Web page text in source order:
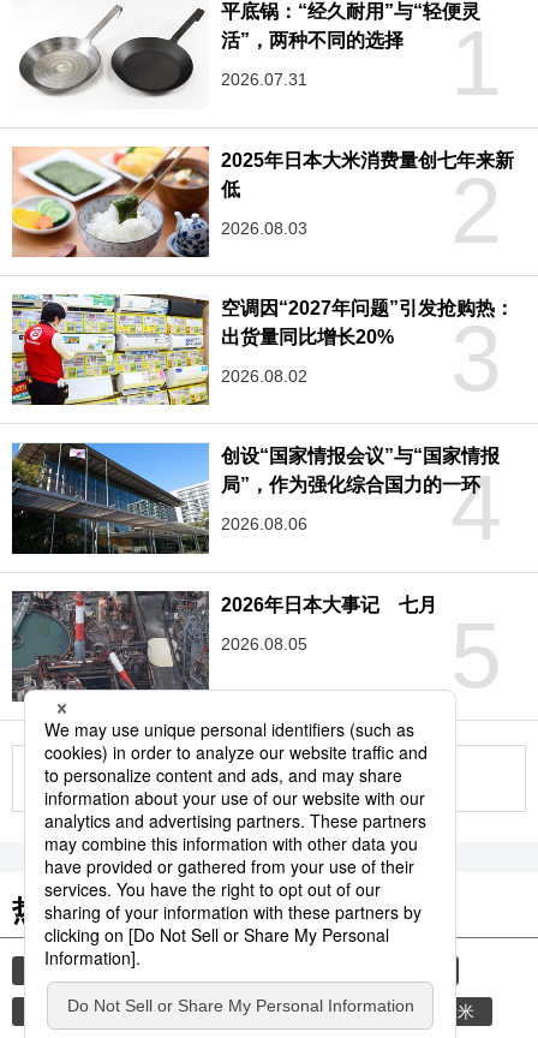
1
平底锅：“经久耐用”与“轻便灵
活”，两种不同的选择
2026.07.31
2
2025年日本大米消费量创七年来新
低
2026.08.03
3
空调因“2027年问题”引发抢购热：
出货量同比增长20%
2026.08.02
4
创设“国家情报会议”与“国家情报
局”，作为强化综合国力的一环
2026.08.06
5
2026年日本大事记 七月
2026.08.05
更多
热门关键词
饮食 中国
老龄化社会 老龄化 外国人 体育 大米